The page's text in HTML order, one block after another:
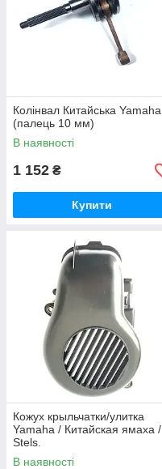
Колінвал Китайська Yamaha
(палець 10 мм)
В наявності
1 152 ₴
Купити
Кожух крыльчатки/улитка
Yamaha / Китайская ямаха /
Stels.
В наявності